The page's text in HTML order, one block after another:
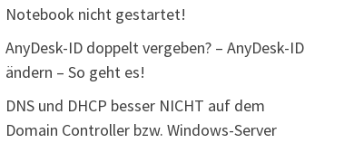
Notebook nicht gestartet!
AnyDesk-ID doppelt vergeben? – AnyDesk-ID
ändern – So geht es!
DNS und DHCP besser NICHT auf dem
Domain Controller bzw. Windows-Server